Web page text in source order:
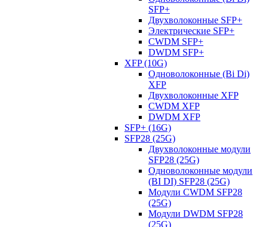
SFP+
Двухволоконные SFP+
Электрические SFP+
CWDM SFP+
DWDM SFP+
XFP (10G)
Одноволоконные (Bi Di)
XFP
Двухволоконные XFP
CWDM XFP
DWDM XFP
SFP+ (16G)
SFP28 (25G)
Двухволоконные модули
SFP28 (25G)
Одноволоконные модули
(BI DI) SFP28 (25G)
Модули CWDM SFP28
(25G)
Модули DWDM SFP28
(25G)